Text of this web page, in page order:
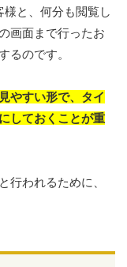
と、何分も閲覧し
画面まで行ったお
るのです。
やすい形で、タイ
しておくことが重
行われるために、